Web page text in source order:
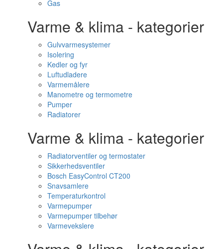
Gas
Varme & klima - kategorier
Gulvvarmesystemer
Isolering
Kedler og fyr
Luftudladere
Varmemålere
Manometre og termometre
Pumper
Radiatorer
Varme & klima - kategorier
Radiatorventiler og termostater
Sikkerhedsventiler
Bosch EasyControl CT200
Snavsamlere
Temperaturkontrol
Varmepumper
Varmepumper tilbehør
Varmevekslere